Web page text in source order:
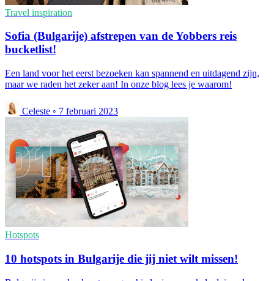
Travel inspiration
Sofia (Bulgarije) afstrepen van de Yobbers reis
bucketlist!
Een land voor het eerst bezoeken kan spannend en uitdagend zijn,
maar we raden het zeker aan! In onze blog lees je waarom!
Celeste ◦ 7 februari 2023
Hotspots
10 hotspots in Bulgarije die jij niet wilt missen!